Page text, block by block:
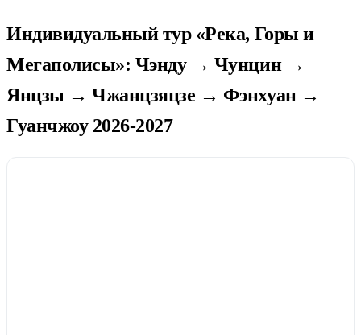
Индивидуальный тур «Река, Горы и
Мегаполисы»: Чэнду → Чунцин →
Янцзы → Чжанцзяцзе → Фэнхуан →
Гуанчжоу 2026-2027